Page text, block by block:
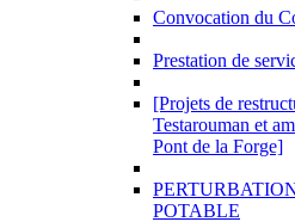
Convocation du
Prestation de
[Projets de
Testarouman et
Pont de la Forge]
POTABLE